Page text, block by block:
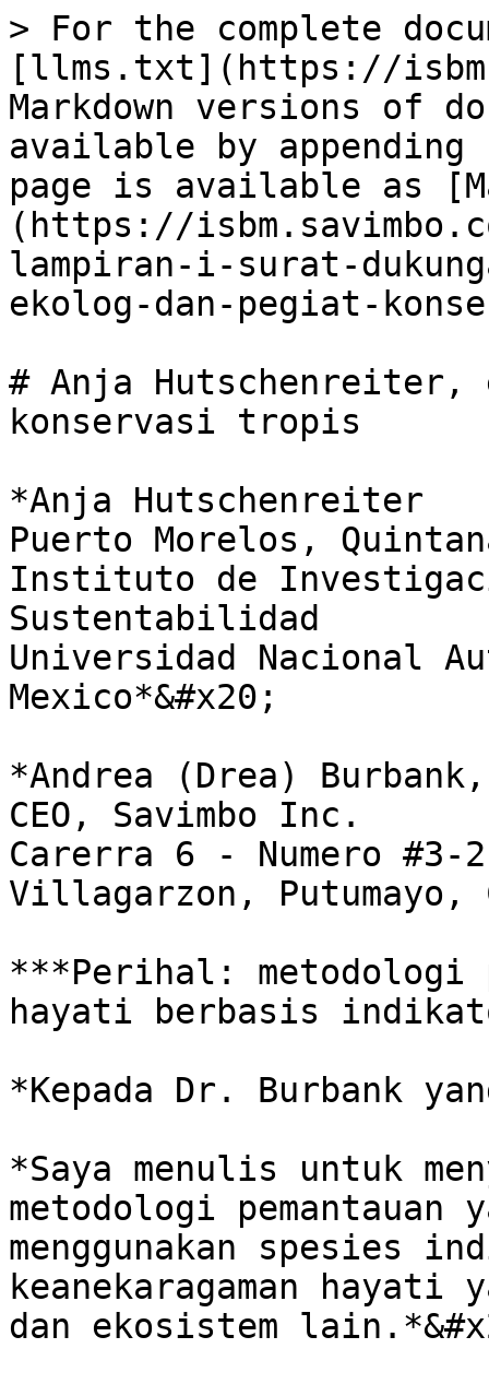
> For the complete
[llms.txt](https://
Markdown versions of
available by
page is available as
(https://
lampiran-i-surat-
ekolog-dan-pegiat-
# Anja Hutschenreiter,
konservasi tropis
*Anja Hutschenreiter
Puerto Morelos,
Instituto de
Sustentabilidad
Universidad Nacional
Mexico*&#x20;
*Andrea (Drea) Burbank,
CEO, Savimbo Inc.
Carerra 6 - Numero #3-
Villagarzon, Putumayo,
***Perihal: metodologi
hayati berbasis
*Kepada Dr. Burbank
*Saya menulis untuk
metodologi
menggunakan spesies
keanekaragaman
dan ekosistem